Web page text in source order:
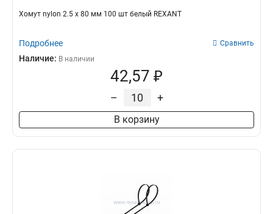
Хомут nylon 2.5 х 80 мм 100 шт белый REXANT
Подробнее Сравнить
Наличие: В наличии
42,57 ₽
– +
В корзину